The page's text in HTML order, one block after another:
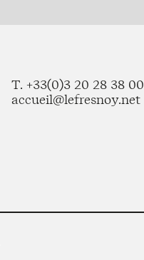
T. +33(0)3 20 28 38 00
accueil@lefresnoy.net